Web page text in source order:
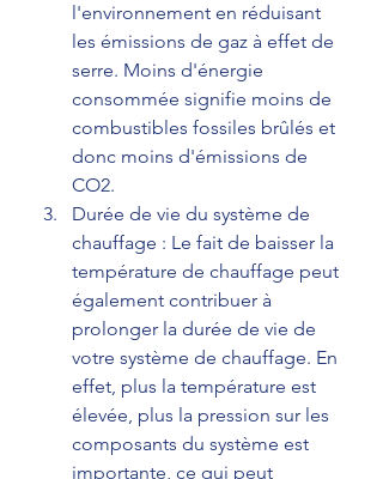
l'environnement en réduisant
les émissions de gaz à effet de
serre. Moins d'énergie
consommée signifie moins de
combustibles fossiles brûlés et
donc moins d'émissions de
CO2.
Durée de vie du système de
chauffage : Le fait de baisser la
température de chauffage peut
également contribuer à
prolonger la durée de vie de
votre système de chauffage. En
effet, plus la température est
élevée, plus la pression sur les
composants du système est
importante, ce qui peut